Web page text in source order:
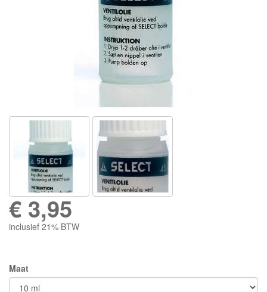
€ 3,95
inclusief 21% BTW
Maat